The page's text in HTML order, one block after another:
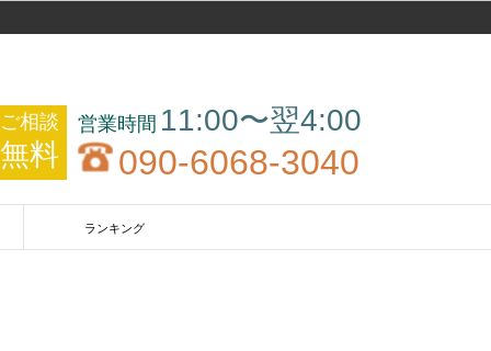
ご相談
無料
11:00〜翌4:00
090-6068-3040
ランキング